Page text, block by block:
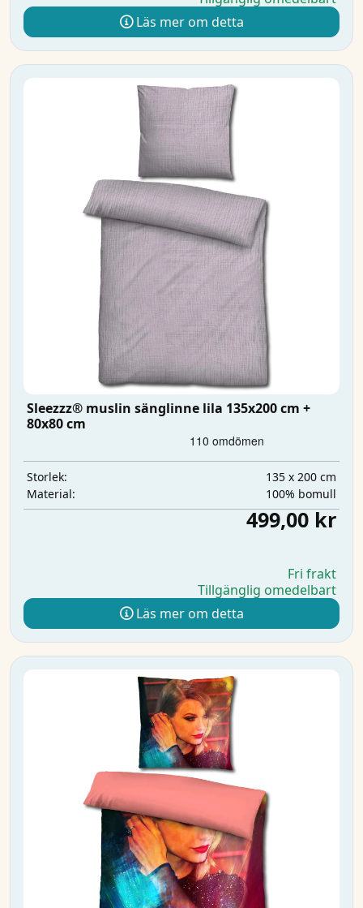
Läs mer om detta
Sleezzz® muslin sänglinne lila 135x200 cm +
80x80 cm
Storlek:
135 x 200 cm
Material:
100% bomull
499,00 kr
Fri frakt
Tillgänglig omedelbart
Läs mer om detta